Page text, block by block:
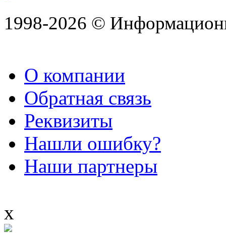
1998-2026 ©
О компании
Обратная связь
Реквизиты
Нашли ошибку?
Наши партнеры
x